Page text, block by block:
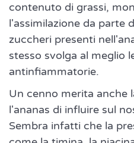
contenuto di grassi,
l'assimilazione da parte
zuccheri presenti
stesso svolga al meglio
antinfiammatorie.
Un cenno merita anche
l'ananas di influire sul
Sembra infatti che la